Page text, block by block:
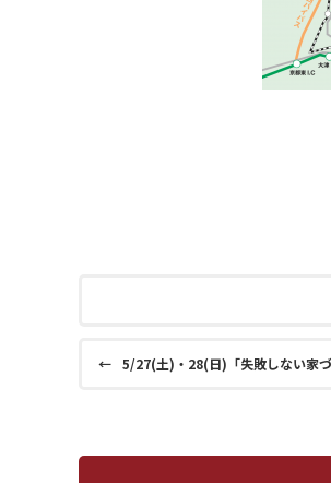
← 5/27(土)・28(日)「失敗しない家